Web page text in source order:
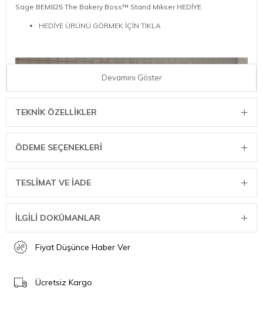
Sage BEM825 The Bakery Boss™ Stand Mikser HEDİYE
HEDİYE ÜRÜNÜ GÖRMEK İÇİN TIKLA
Devamını Göster
TEKNIK ÖZELLIKLER
ÖDEME SEÇENEKLERI
TESLİMAT VE İADE
İLGİLİ DOKÜMANLAR
Fiyat Düşünce Haber Ver
Ücretsiz Kargo